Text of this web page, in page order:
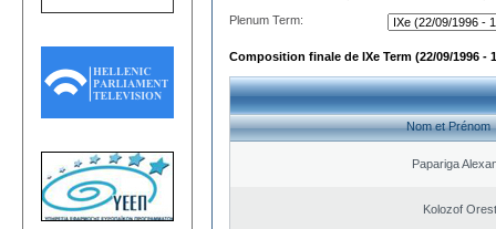
Plenum Term:
Composition finale de IXe Term (22/09/1996 -
Nom et Prénom
Papariga
Kolozof